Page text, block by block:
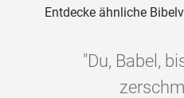
Entdecke ähnliche
"Du, Babel,